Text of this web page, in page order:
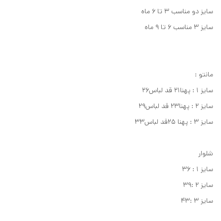
سایز دو مناسب ۳ تا ۶ ماه
سایز ۳ مناسب ۶ تا ۹ ماه
مانتو :
سایز ۱ : پهنا۲۱ قد لباس۲۶
سایز ۲ : پهنا۲۳ قد لباس۲۹
سایز ۳ : پهنا ۲۵قد لباس۳۳
شلوار
سایز ۱ : ۳۶
سایز ۲ :۳۹
سایز ۳ :۴۳